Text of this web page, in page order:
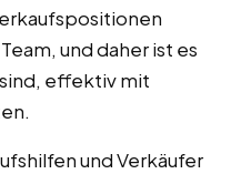
und daher ist es
effektiv mit
und Verkäufer